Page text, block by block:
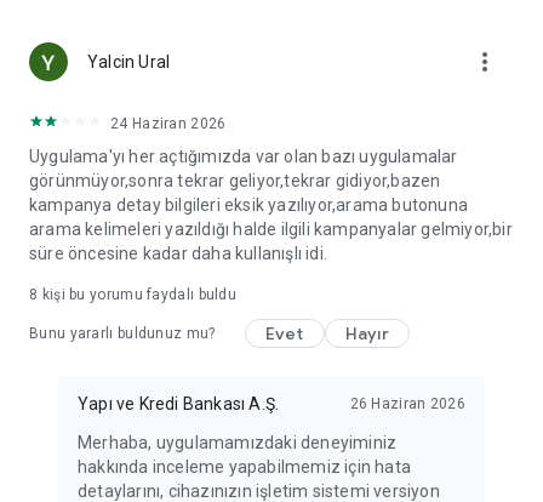
Yalcin Ural more_vert
24 Haziran 2026
Uygulama'yı her açtığımızda var olan bazı uygulamalar
görünmüyor,sonra tekrar geliyor,tekrar gidiyor,bazen
kampanya detay bilgileri eksik yazılıyor,arama butonuna
arama kelimeleri yazıldığı halde ilgili kampanyalar gelmiyor,bir
süre öncesine kadar daha kullanışlı idi.
8 kişi bu yorumu faydalı buldu
Bunu yararlı buldunuz mu? Evet Hayır
Yapı ve Kredi Bankası A.Ş. 26 Haziran 2026
Merhaba, uygulamamızdaki deneyiminiz
hakkında inceleme yapabilmemiz için hata
detaylarını, cihazınızın işletim sistemi versiyon